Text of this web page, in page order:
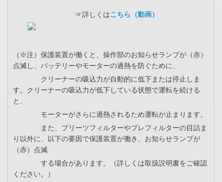
☞詳しくはこちら（動画）
（※注）保護装置が働くと、操作部のお知らせランプが（赤）
点滅し、バッテリーやモーターの過熱を防ぐために、
クリーナーの吸込力が自動的に低下または停止しま
す。クリーナーの吸込力が低下している状態で運転を続ける
と、
モーターがさらに過熱されるため運転が止まります。
また、プリーツフィルターやプレフィルターの目詰ま
り以外に、以下の要因で保護装置が働き、お知らせランプが
（赤）点滅
する場合があります。（詳しくは取扱説明書をご確認
ください。）